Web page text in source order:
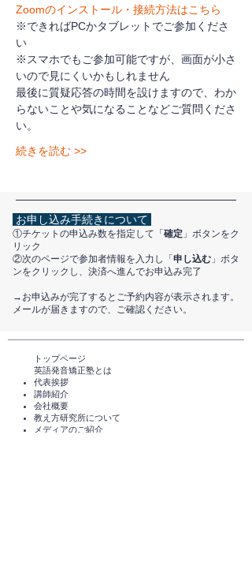
Zoomのインストール・接続方法はこちら
※できればPCかタブレットでご参加くださ
い
※スマホでもご参加可能ですが、画面が小さ
いので見にくいかもしれません
最後に質疑応答の時間を設けますので、わか
らないことや気になることなどご質問くださ
い。
続きを読む >>
お申し込み手続きについて
①チケットの申込み数を指定して「 確定 」ボタンをク
リック
②次のページで参加者情報を入力し「 申し込む 」ボタ
ンをクリックし、決済へ進んでお申込み完了
​→お申込みが完了するとご予約内容が表示されます。
メールが届きますので、ご確認ください。
トップページ​
英語発音矯正塾とは
代表挨拶
講師紹介
​会社概要
​教え方研究所について
メディアのご紹介